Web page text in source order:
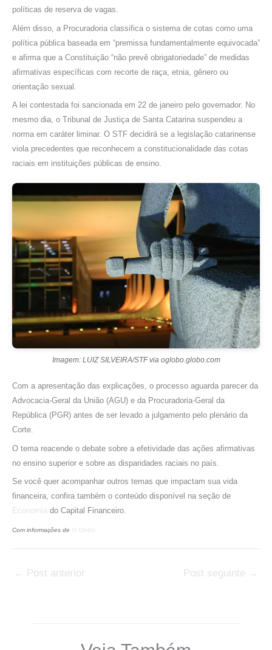
políticas de reserva de vagas.
Além disso, a Procuradoria classifica o sistema de cotas como uma
política pública baseada em “premissa fundamentalmente equivocada”
e afirma que a Constituição “não prevê obrigatoriedade” de medidas
afirmativas específicas com recorte de raça, etnia, gênero ou
orientação sexual.
A lei contestada foi sancionada em 22 de janeiro pelo governador. No
mesmo dia, o Tribunal de Justiça de Santa Catarina suspendeu a
norma em caráter liminar. O STF decidirá se a legislação catarinense
viola precedentes que reconhecem a constitucionalidade das cotas
raciais em instituições públicas de ensino.
Imagem: LUIZ SILVEIRA/STF via oglobo.globo.com
Com a apresentação das explicações, o processo aguarda parecer da
Advocacia-Geral da União (AGU) e da Procuradoria-Geral da
República (PGR) antes de ser levado a julgamento pelo plenário da
Corte.
O tema reacende o debate sobre a efetividade das ações afirmativas
no ensino superior e sobre as disparidades raciais no país.
Se você quer acompanhar outros temas que impactam sua vida
financeira, confira também o conteúdo disponível na seção de
Economia do Capital Financeiro.
Com informações de O Globo
← Post anterior Post seguinte →